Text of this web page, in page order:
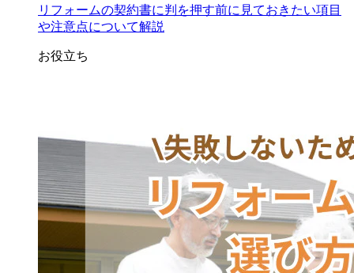
リフォームの契約書に判を押す前に見ておきたい項目
や注意点について解説
お役立ち